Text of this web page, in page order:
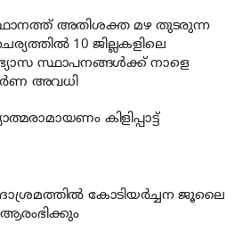
അതിശക്ത മഴ തുടരുന്ന
10 ജില്ലകളിലെ
സ്ഥാപനങ്ങൾക്ക് നാളെ
അവധി
കിളിപ്പാട്ട്
കോടിയര്‍ച്ചന ജൂലൈ